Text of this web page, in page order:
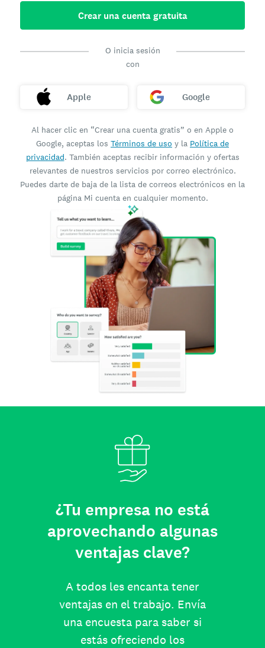
Crear una cuenta gratuita
O inicia sesión
con
Apple Google
Al hacer clic en “Crear una cuenta gratis” o en Apple o
Google, aceptas los Términos de uso y la Política de
privacidad. También aceptas recibir información y ofertas
relevantes de nuestros servicios por correo electrónico.
Puedes darte de baja de la lista de correos electrónicos en la
página Mi cuenta en cualquier momento.
¿Tu empresa no está
aprovechando algunas
ventajas clave?
A todos les encanta tener
ventajas en el trabajo. Envía
una encuesta para saber si
estás ofreciendo los